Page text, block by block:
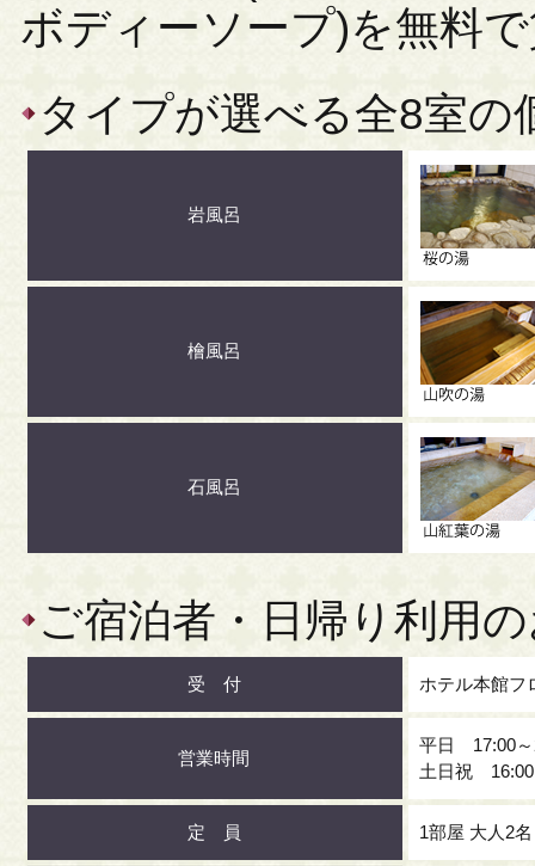
ボディーソープ)を無料
タイプが選べる全8室の
岩風呂
檜風呂
石風呂
ご宿泊者・日帰り利用
受 付 ホテル本館フ
営業時間
平日 17:00～
土日祝 16:00
定 員 1部屋 大人2